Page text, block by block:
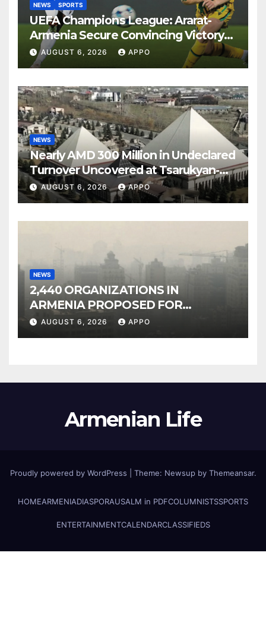
NEWS SPORTS
UEFA Champions League: Ararat-
Armenia Secure Convincing Victory
Over Shamrock Rovers 2-0
AUGUST 6, 2026 APPO
NEWS
Nearly AMD 300 Million in Undeclared
Turnover Uncovered at Tsarukyan-
Owned Entertainment Center
AUGUST 6, 2026 APPO
NEWS
2,440 ORGANIZATIONS IN
ARMENIA PROPOSED FOR
INCLUSION IN LIST OF AIR
AUGUST 6, 2026 APPO
Armenian Life
Proudly powered by WordPress Theme: Newsup by Themeansar.
HOMEARMENIADIASPORAUSALM in PDFCOLUMNISTSSPORTS
ENTERTAINMENTCALENDARCLASSIFIEDS